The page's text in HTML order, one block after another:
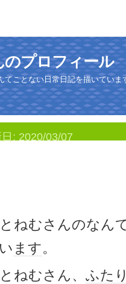
プロフィール
てことない日常日記を描いていま
: 2020/03/07
ねむさんのなん
ます。
ねむさん、 ふた